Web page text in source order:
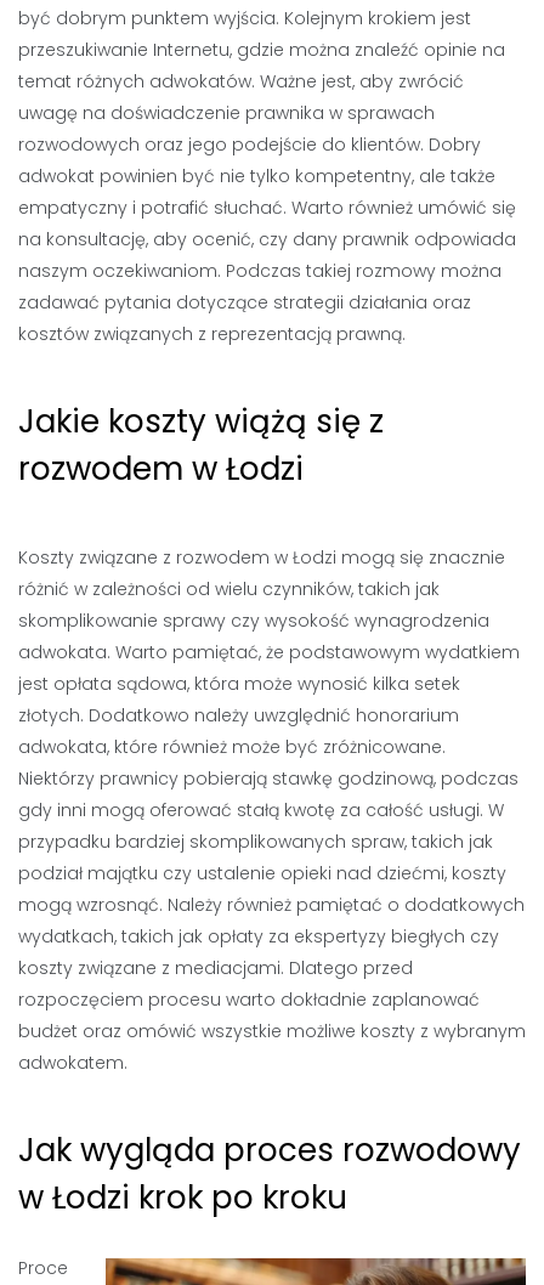
być dobrym punktem wyjścia. Kolejnym krokiem jest
przeszukiwanie Internetu, gdzie można znaleźć opinie na
temat różnych adwokatów. Ważne jest, aby zwrócić
uwagę na doświadczenie prawnika w sprawach
rozwodowych oraz jego podejście do klientów. Dobry
adwokat powinien być nie tylko kompetentny, ale także
empatyczny i potrafić słuchać. Warto również umówić się
na konsultację, aby ocenić, czy dany prawnik odpowiada
naszym oczekiwaniom. Podczas takiej rozmowy można
zadawać pytania dotyczące strategii działania oraz
kosztów związanych z reprezentacją prawną.
Jakie koszty wiążą się z
rozwodem w Łodzi
Koszty związane z rozwodem w Łodzi mogą się znacznie
różnić w zależności od wielu czynników, takich jak
skomplikowanie sprawy czy wysokość wynagrodzenia
adwokata. Warto pamiętać, że podstawowym wydatkiem
jest opłata sądowa, która może wynosić kilka setek
złotych. Dodatkowo należy uwzględnić honorarium
adwokata, które również może być zróżnicowane.
Niektórzy prawnicy pobierają stawkę godzinową, podczas
gdy inni mogą oferować stałą kwotę za całość usługi. W
przypadku bardziej skomplikowanych spraw, takich jak
podział majątku czy ustalenie opieki nad dziećmi, koszty
mogą wzrosnąć. Należy również pamiętać o dodatkowych
wydatkach, takich jak opłaty za ekspertyzy biegłych czy
koszty związane z mediacjami. Dlatego przed
rozpoczęciem procesu warto dokładnie zaplanować
budżet oraz omówić wszystkie możliwe koszty z wybranym
adwokatem.
Jak wygląda proces rozwodowy
w Łodzi krok po kroku
Proce